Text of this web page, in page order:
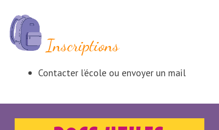
Inscriptions
Contacter l’école ou envoyer un mail